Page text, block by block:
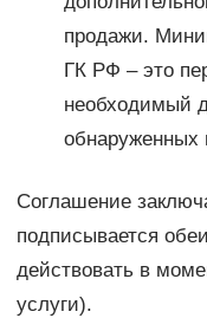
продажи.
ГК РФ – это
необходимый
обнаруженных
Соглашение
подписывается
действовать в
услуги).